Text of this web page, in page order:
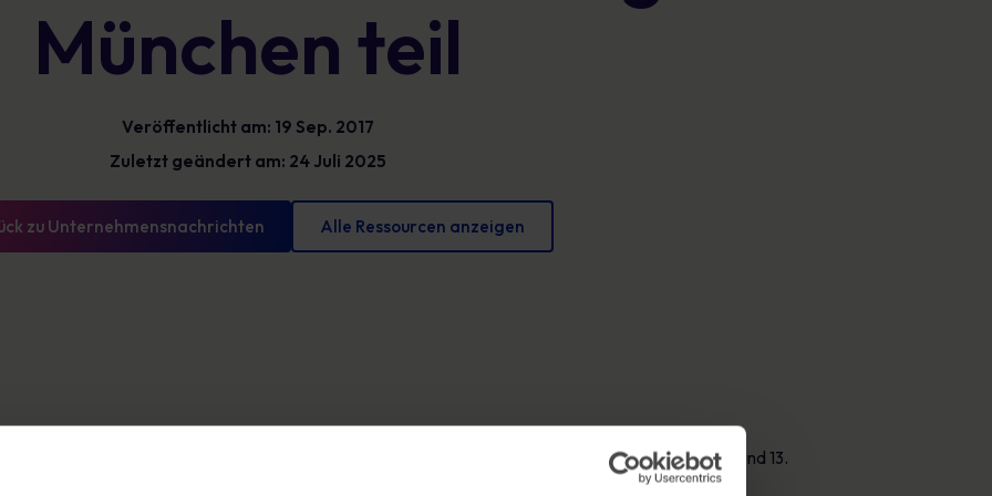
reduzieren und messbare Fortschritte
vorweisen können
Glossar
Definitionen zur Cybersicherheit, die Sie kennen
sollten
München teil
Veröffentlicht am: 19 Sep. 2017
Zuletzt geändert am: 24 Juli 2025
zu Unternehmensnachrichten Alle Ressourcen anzeigen
wir an der diesjährigen Corporate Counsel Exchange in München teilnehmen werden, die am 12. und 13.